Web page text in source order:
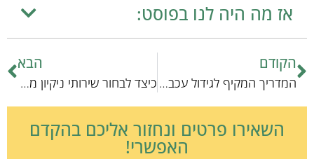
אז מה היה לנו בפוסט:
הקודם
המדריך המקיף לגידול עכברים מתקדמים: טכנולוגיות ושיטות חדשות
הבא
כיצד לבחור שירותי ניקיון מותאמים לחיות כיס: מדריך מקצועי
השאירו פרטים ונחזור אליכם בהקדם
האפשרי!